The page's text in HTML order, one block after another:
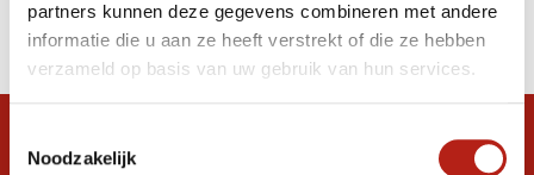
partners kunnen deze gegevens combineren met andere
informatie die u aan ze heeft verstrekt of die ze hebben
verzameld op basis van uw gebruik van hun services.
Noodzakelijk
Filter